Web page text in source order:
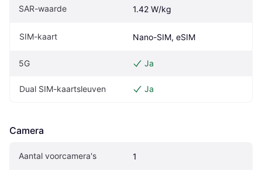
SAR-waarde 1.42 W/kg
SIM-kaart Nano-SIM, eSIM
5G Ja
Dual SIM-kaartsleuven Ja
Camera
Aantal voorcamera's 1